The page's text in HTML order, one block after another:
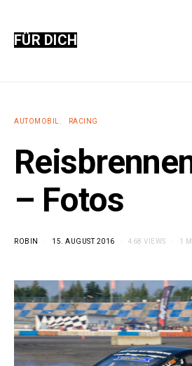
FÜR DICH
AUTOMOBIL RACING
– Fotos
ROBIN 15. AUGUST 2016 468 VIEWS 1